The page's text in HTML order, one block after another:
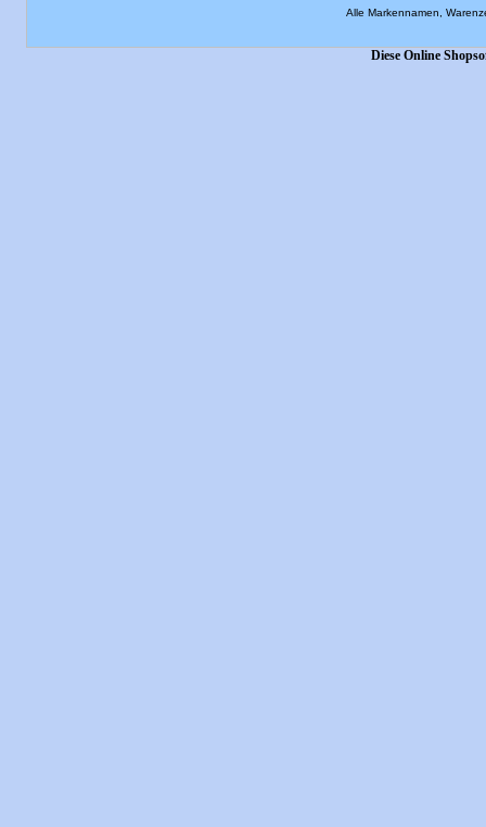
Alle Markennamen,
Diese Online